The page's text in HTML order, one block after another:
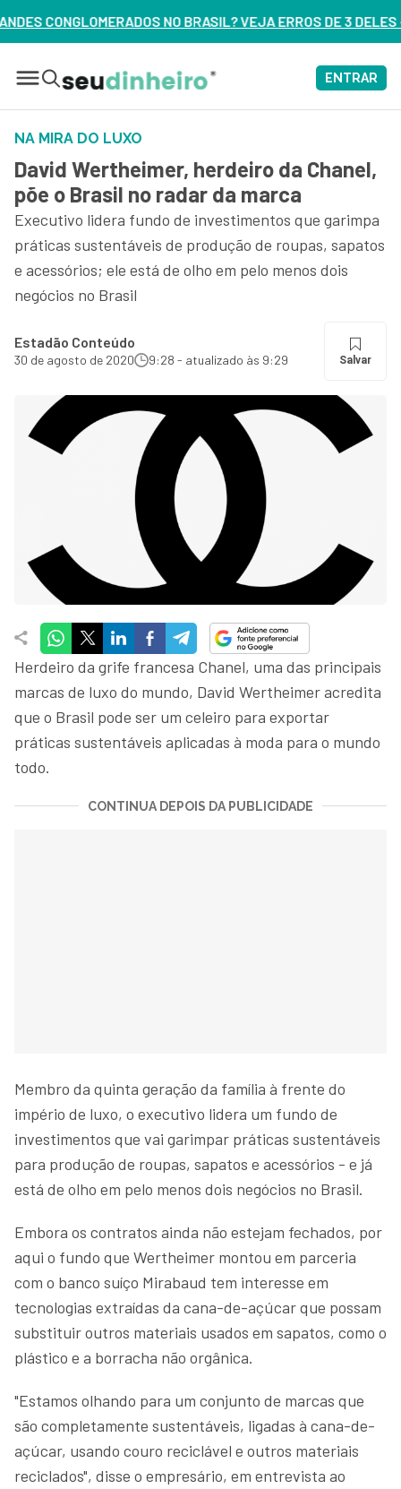
VEJA ERROS DE 3 DELES – ASSISTA AGORA
ENTRAR
NA MIRA DO LUXO
David Wertheimer, herdeiro da Chanel,
põe o Brasil no radar da marca
Executivo lidera fundo de investimentos que garimpa
práticas sustentáveis de produção de roupas, sapatos
e acessórios; ele está de olho em pelo menos dois
negócios no Brasil
Estadão Conteúdo
30 de agosto de 2020 9:28 - atualizado às 9:29 Salvar
Herdeiro da grife francesa Chanel, uma das principais
marcas de luxo do mundo, David Wertheimer acredita
que o Brasil pode ser um celeiro para exportar
práticas sustentáveis aplicadas à moda para o mundo
todo.
CONTINUA DEPOIS DA PUBLICIDADE
Membro da quinta geração da família à frente do
império de luxo, o executivo lidera um fundo de
investimentos que vai garimpar práticas sustentáveis
para produção de roupas, sapatos e acessórios - e já
está de olho em pelo menos dois negócios no Brasil.
Embora os contratos ainda não estejam fechados, por
aqui o fundo que Wertheimer montou em parceria
com o banco suíço Mirabaud tem interesse em
tecnologias extraídas da cana-de-açúcar que possam
substituir outros materiais usados em sapatos, como o
plástico e a borracha não orgânica.
"Estamos olhando para um conjunto de marcas que
são completamente sustentáveis, ligadas à cana-de-
açúcar, usando couro reciclável e outros materiais
reciclados", disse o empresário, em entrevista ao